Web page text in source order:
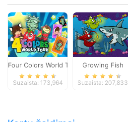
Four Colors World Tour
Suzaista: 173,964
Growing Fish
Suzaista: 207,833